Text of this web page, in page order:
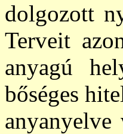
dolgozott
Terveit
anyagú
bőséges
anyanyelve